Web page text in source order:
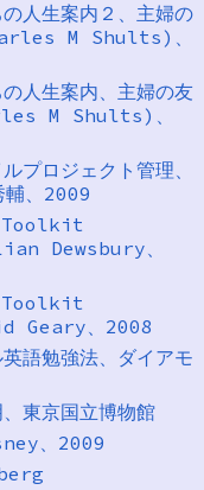
人生案内２、主婦の
M Shults)、
人生案内、主婦の友
M Shults)、
ロジェクト管理、
輔、2009
Toolkit
Dewsbury、
Toolkit
Geary、2008
語勉強法、ダイアモ
東京国立博物館
、2009